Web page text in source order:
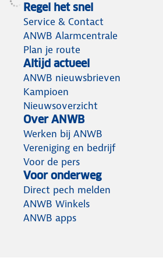
Regel het snel
Service & Contact
ANWB Alarmcentrale
Plan je route
Altijd actueel
ANWB nieuwsbrieven
Kampioen
Nieuwsoverzicht
Over ANWB
Werken bij ANWB
Vereniging en bedrijf
Voor de pers
Voor onderweg
Direct pech melden
ANWB Winkels
ANWB apps